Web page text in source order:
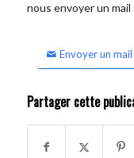
nous envoyer un mail
Envoyer un
Partager cette